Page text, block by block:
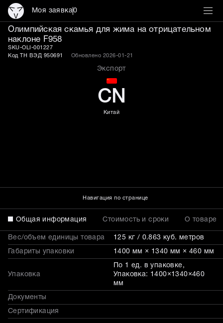
Моя заявка0
Олимпийская скамья
Олимпийская скамья для жима на отрицательном
наклоне F958
SKU-OLI-001227
Код ТН ВЭД 950691
Обновлено 2026-01-21
Экспорт
CN
Китай
Навигация по странице
Общая информация Стоимость и сроки О товаре
Вес/объем единицы товара 125 кг / 0.863 куб. метров
Габариты упаковки 1400 мм × 1340 мм × 460 мм
Упаковка
По 1 ед. в упаковке,
Упаковка: 1400×1340×460
мм
Документы
Сертификация